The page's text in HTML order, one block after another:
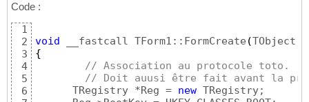
Code :
1
2
3
4
5
6
void __fastcall TForm1::FormCreate (TObject
{
// Association au protocole toto.
// Doit auusi être fait avant la
      TRegistry *Reg =
new TRegistry;